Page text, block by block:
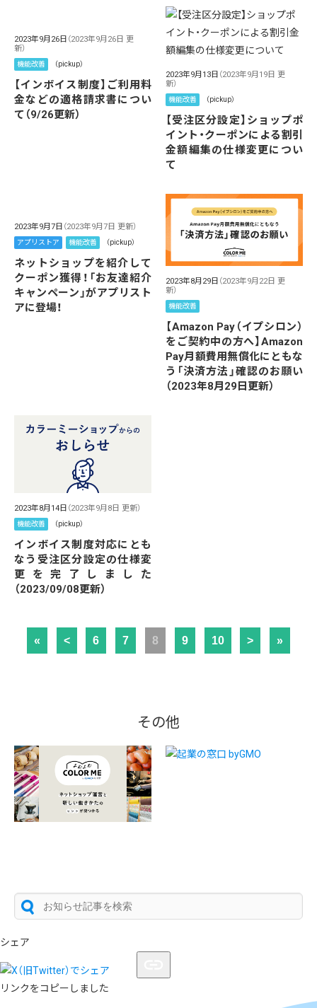
2023年9月26日 （2023年9月26日 更
新）
機能改善 （pickup）
【インボイス制度】ご利用料
金などの適格請求書につい
て（9/26更新）
2023年9月13日 （2023年9月19日 更
新）
機能改善 （pickup）
【受注区分設定】ショップポ
イント・クーポンによる割引
金額編集の仕様変更につい
て
2023年9月7日 （2023年9月7日 更新）
アプリストア 機能改善 （pickup）
ネットショップを紹介して
クーポン獲得！「お友達紹介
キャンペーン」がアプリスト
アに登場！
2023年8月29日 （2023年9月22日 更
新）
機能改善
【Amazon Pay（イプシロン）
をご契約中の方へ】Amazon
Pay月額費用無償化にともな
う「決済方法」確認のお願い
（2023年8月29日更新）
2023年8月14日 （2023年9月8日 更新）
機能改善 （pickup）
インボイス制度対応にとも
なう受注区分設定の仕様変
更を完了しました
（2023/09/08更新）
« < 6 7 8 9 10 > »
その他
シェア
リンクをコピーしました